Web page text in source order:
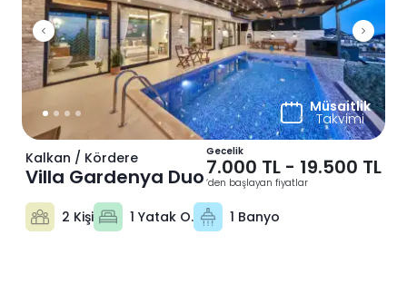
Previous Next
Müsaitlik
Takvimi
Kalkan / Kördere
Villa Gardenya Duo
Gecelik
7.000 TL - 19.500 TL
‘den başlayan fiyatlar
2 Kişi 1 Yatak O. 1 Banyo